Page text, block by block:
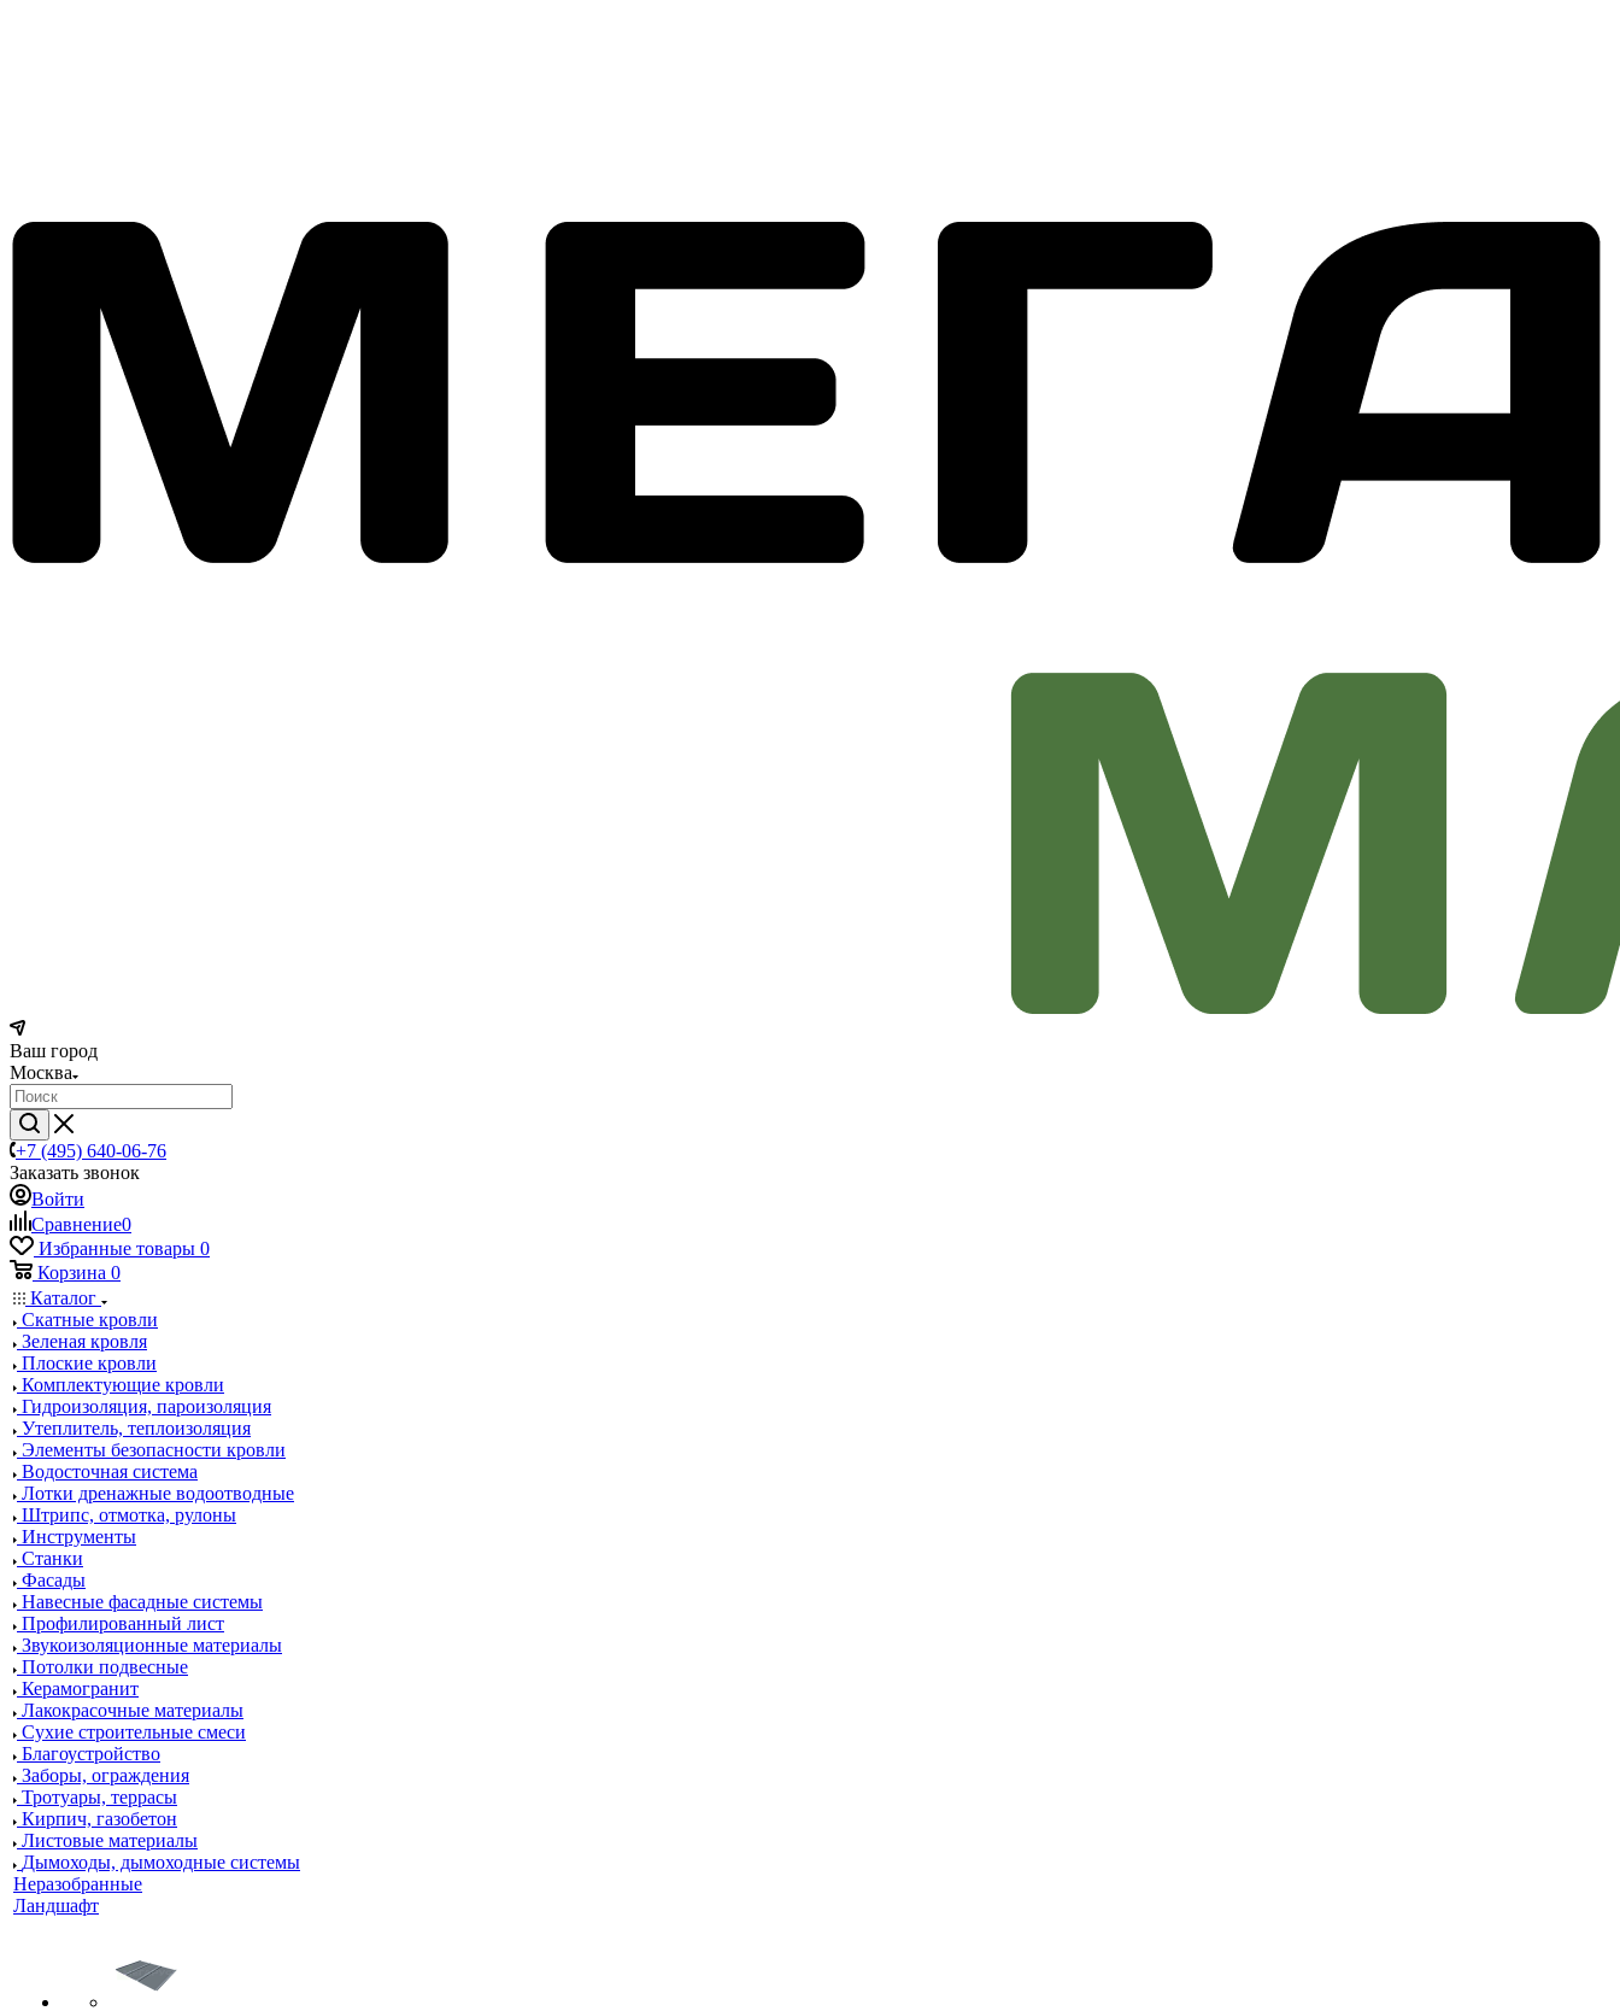
Ваш город
Москва
+7 (495) 640-06-76
Заказать звонок
Войти
Сравнение0
Избранные товары 0
Корзина 0
Каталог
Скатные кровли
Зеленая кровля
Плоские кровли
Комплектующие кровли
Гидроизоляция, пароизоляция
Утеплитель, теплоизоляция
Элементы безопасности кровли
Водосточная система
Лотки дренажные водоотводные
Штрипс, отмотка, рулоны
Инструменты
Станки
Фасады
Навесные фасадные системы
Профилированный лист
Звукоизоляционные материалы
Потолки подвесные
Керамогранит
Лакокрасочные материалы
Сухие строительные смеси
Благоустройство
Заборы, ограждения
Тротуары, террасы
Кирпич, газобетон
Листовые материалы
Дымоходы, дымоходные системы
Неразобранные
Ландшафт